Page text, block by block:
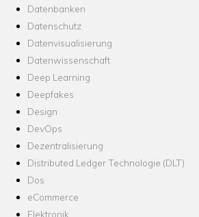
Datenbanken
Datenschutz
Datenvisualisierung
Datenwissenschaft
Deep Learning
Deepfakes
Design
DevOps
Dezentralisierung
Distributed Ledger Technologie (DLT)
Dos
eCommerce
Elektronik